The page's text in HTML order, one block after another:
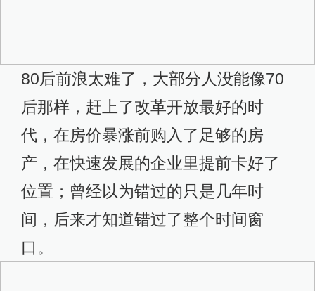
80后前浪太难了，大部分人没能像70
后那样，赶上了改革开放最好的时
代，在房价暴涨前购入了足够的房
产，在快速发展的企业里提前卡好了
位置；曾经以为错过的只是几年时
间，后来才知道错过了整个时间窗
口。